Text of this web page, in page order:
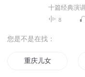
十篇经典演
8
您是不是在找：
重庆儿女